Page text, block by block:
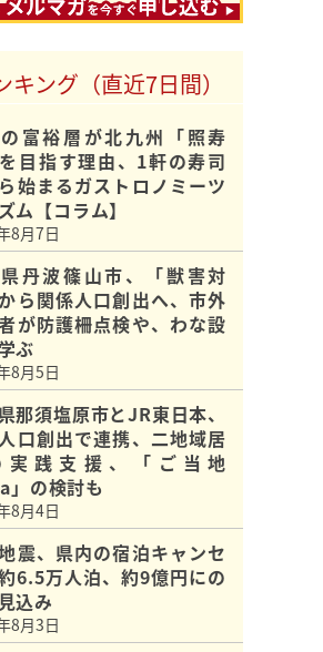
キング（直近7日間）
富裕層が北九州「照寿
目指す理由、1軒の寿司
始まるガストロノミーツ
ム【コラム】
8月7日
丹波篠山市、「獣害対
ら関係人口創出へ、市外
が防護柵点検や、わな設
ぶ
8月5日
那須塩原市とJR東日本、
口創出で連携、二地域居
実践支援、「ご当地
」の検討も
8月4日
震、県内の宿泊キャンセ
6.5万人泊、約9億円にの
込み
8月3日